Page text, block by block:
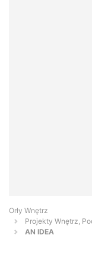
Orły Wnętrz
Projekty Wnętrz,
AN IDEA